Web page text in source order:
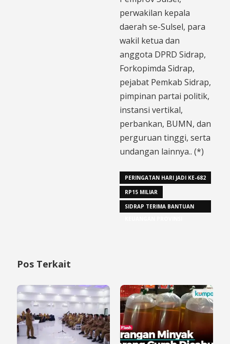
perwakilan kepala
daerah se-Sulsel, para
wakil ketua dan
anggota DPRD Sidrap,
Forkopimda Sidrap,
pejabat Pemkab Sidrap,
pimpinan partai politik,
instansi vertikal,
perbankan, BUMN, dan
perguruan tinggi, serta
undangan lainnya.. (*)
PERINGATAN HARI JADI KE-682
RP15 MILIAR
SIDRAP TERIMA BANTUAN
Pos Terkait